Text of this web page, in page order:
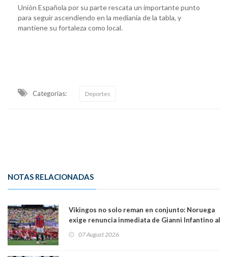
Unión Española por su parte rescata un importante punto
para seguir ascendiendo en la medianía de la tabla, y
mantiene su fortaleza como local.
Categorias: Deportes
NOTAS RELACIONADAS
Vikingos no solo reman en conjunto: Noruega
exige renuncia inmediata de Gianni Infantino al
mando de la FIFA
07 August 2026